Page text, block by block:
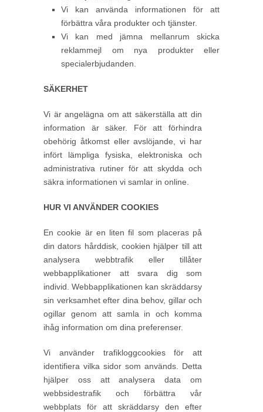
Vi kan använda informationen för att
förbättra våra produkter och tjänster.
Vi kan med jämna mellanrum skicka
reklammejl om nya produkter eller
specialerbjudanden.
SÄKERHET
Vi är angelägna om att säkerställa att din
information är säker. För att förhindra
obehörig åtkomst eller avslöjande, vi har
infört lämpliga fysiska, elektroniska och
administrativa rutiner för att skydda och
säkra informationen vi samlar in online.
HUR VI ANVÄNDER COOKIES
En cookie är en liten fil som placeras på
din dators hårddisk, cookien hjälper till att
analysera webbtrafik eller tillåter
webbapplikationer att svara dig som
individ. Webbapplikationen kan skräddarsy
sin verksamhet efter dina behov, gillar och
ogillar genom att samla in och komma
ihåg information om dina preferenser.
Vi använder trafikloggcookies för att
identifiera vilka sidor som används. Detta
hjälper oss att analysera data om
webbsidestrafik och förbättra vår
webbplats för att skräddarsy den efter